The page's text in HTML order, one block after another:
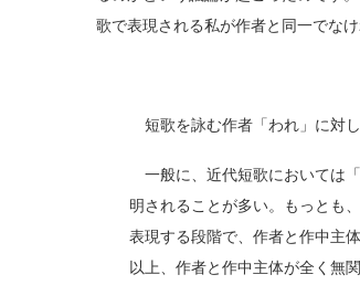
歌で表現される私が作者と同一でな
短歌を詠む作者「われ」に対
一般に、近代短歌においては
明されることが多い。もっとも
表現する段階で、作者と作中主
以上、作者と作中主体が全く無